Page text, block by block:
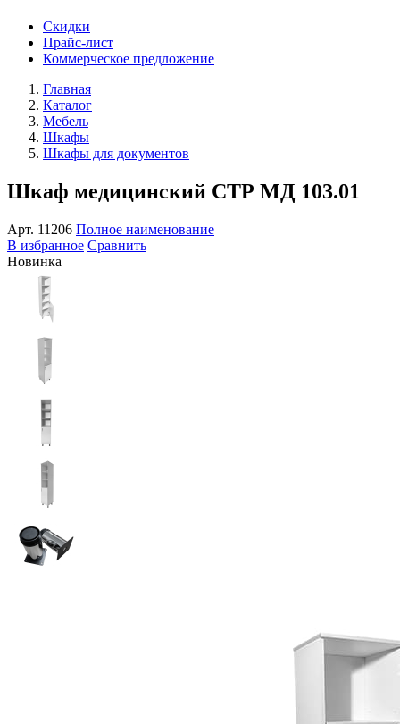
Скидки
Прайс-лист
Коммерческое предложение
Главная
Каталог
Мебель
Шкафы
Шкафы для документов
Шкаф медицинский СТР МД 103.01
Арт. 11206 Полное наименование
В избранное Сравнить
Новинка